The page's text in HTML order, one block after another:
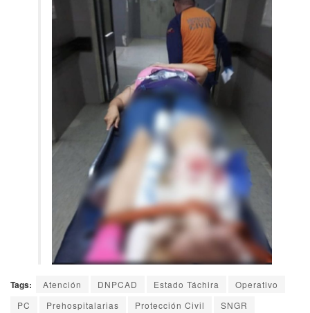
Tags: Atención DNPCAD Estado Táchira
Operativo
PC
Prehospitalarias Protección Civil
SNGR